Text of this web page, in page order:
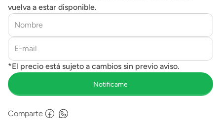
vuelva a estar disponible.
Comparte